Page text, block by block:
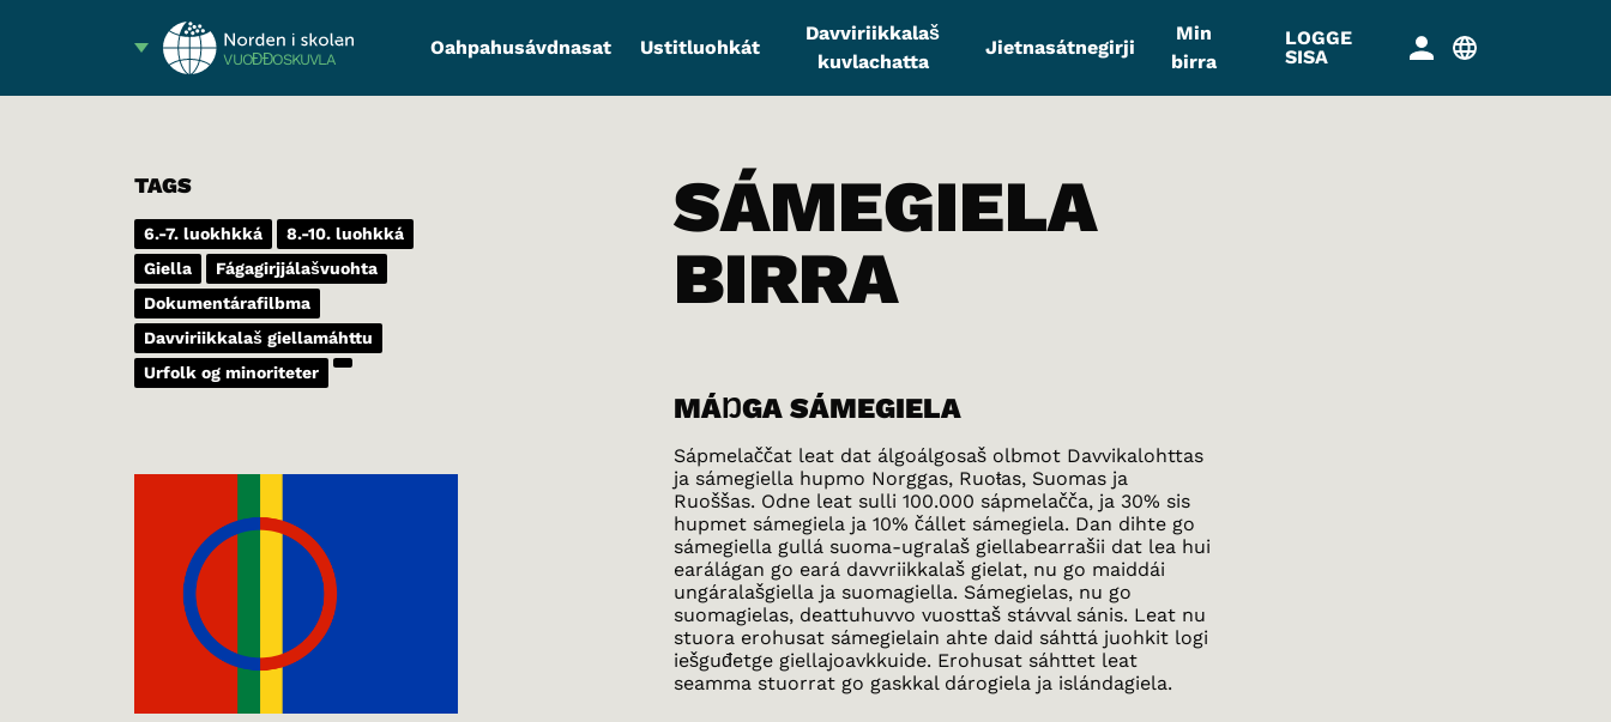
VUOĐĐOSKUVLA
Oahpahusávdnasat Ustitluohkát
Davviriikkalaš
kuvlachatta
Jietnasátnegirji
Min
birra
LOGGE
SISA
TAGS
6.-7. luokhkká
8.-10. luohkká
Giella
Fágagirjjálašvuohta
Dokumentárafilbma
Davviriikkalaš giellamáhttu
Urfolk og minoriteter
SÁMEGIELA
BIRRA
MÁŊGA SÁMEGIELA
Sápmelaččat leat dat álgoálgosaš olbmot Davvikalohttas
ja sámegiella hupmo Norggas, Ruoŧas, Suomas ja
Ruoššas. Odne leat sulli 100.000 sápmelačča, ja 30% sis
hupmet sámegiela ja 10% čállet sámegiela. Dan dihte go
sámegiella gullá suoma-ugralaš giellabearrašii dat lea hui
earálágan go eará davvriikkalaš gielat, nu go maiddái
ungáralašgiella ja suomagiella. Sámegielas, nu go
suomagielas, deattuhuvvo vuosttaš stávval sánis. Leat nu
stuora erohusat sámegielain ahte daid sáhttá juohkit logi
iešguđetge giellajoavkkuide. Erohusat sáhttet leat
seamma stuorrat go gaskkal dárogiela ja islándagiela.